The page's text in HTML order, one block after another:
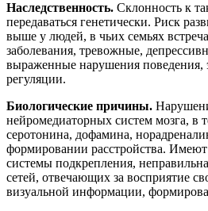
Наследственность. Склонность к
передаваться генетически. Риск
выше у людей, в чьих семьях
заболевания, тревожные,
выраженные нарушения поведения,
регуляции.
Биологические причины.
нейромедиаторных систем мозга, в
серотонина, дофамина,
формировании расстройства. Имеют
системы подкрепления,
сетей, отвечающих за восприятие
визуальной информации,